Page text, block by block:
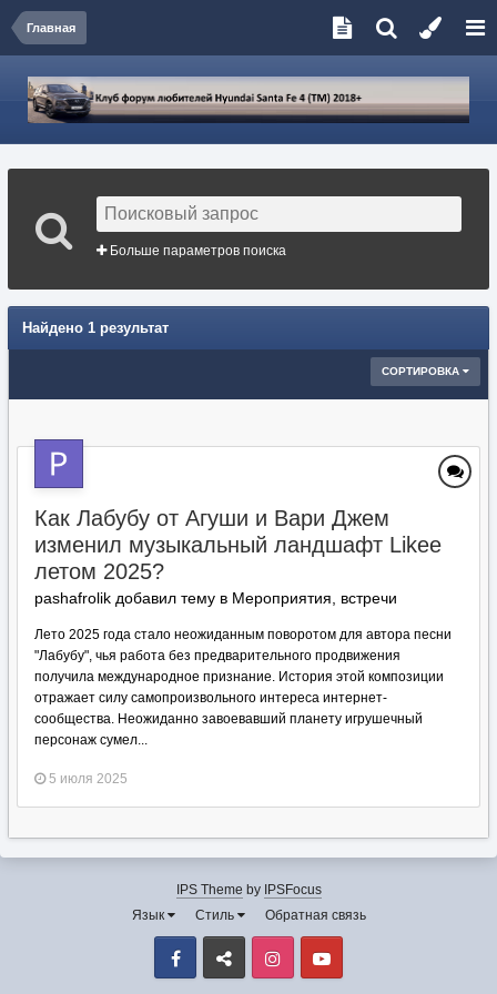
Главная
Больше параметров поиска
Найдено 1 результат
СОРТИРОВКА
Как Лабубу от Агуши и Вари Джем
изменил музыкальный ландшафт Likee
летом 2025?
pashafrolik добавил тему в Мероприятия, встречи
Лето 2025 года стало неожиданным поворотом для автора песни
"Лабубу", чья работа без предварительного продвижения
получила международное признание. История этой композиции
отражает силу самопроизвольного интереса интернет-
сообщества. Неожиданно завоевавший планету игрушечный
персонаж сумел...
5 июля 2025
IPS Theme by IPSFocus
Язык
Стиль Обратная связь
Facebook VK Instagram